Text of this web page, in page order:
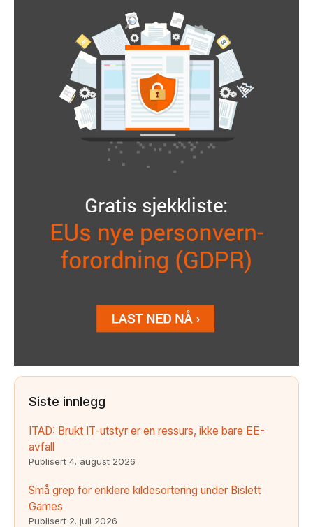
Siste innlegg
ITAD: Brukt IT-utstyr er en ressurs, ikke bare EE-
avfall
Publisert 4. august 2026
Små grep for enklere kildesortering under Bislett
Games
Publisert 2. juli 2026